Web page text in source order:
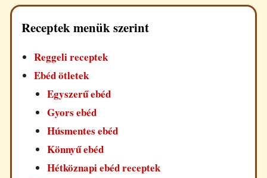
Receptek menük szerint
Reggeli receptek
Ebéd ötletek
Egyszerű ebéd
Gyors ebéd
Húsmentes ebéd
Könnyű ebéd
Hétköznapi ebéd receptek